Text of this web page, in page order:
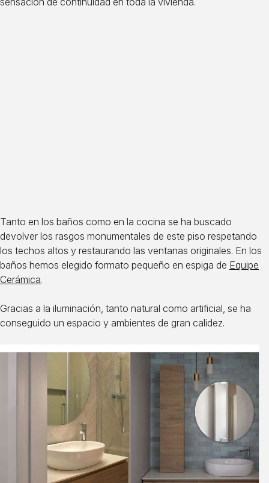
Tanto en los baños como en la cocina se ha buscado
devolver los rasgos monumentales de este piso respetando
los techos altos y restaurando las ventanas originales. En los
baños hemos elegido formato pequeño en espiga de Equipe
Cerámica.
Gracias a la iluminación, tanto natural como artificial, se ha
conseguido un espacio y ambientes de gran calidez.